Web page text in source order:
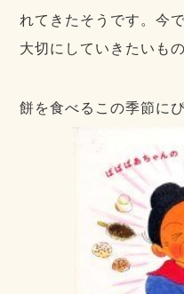
れてきたそうです。今
大切にしていきたいもの
餅を食べるこの季節に